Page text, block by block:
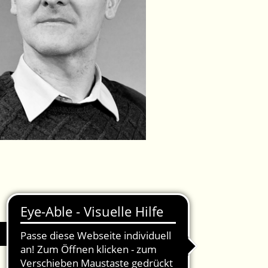
IMPRESSUM